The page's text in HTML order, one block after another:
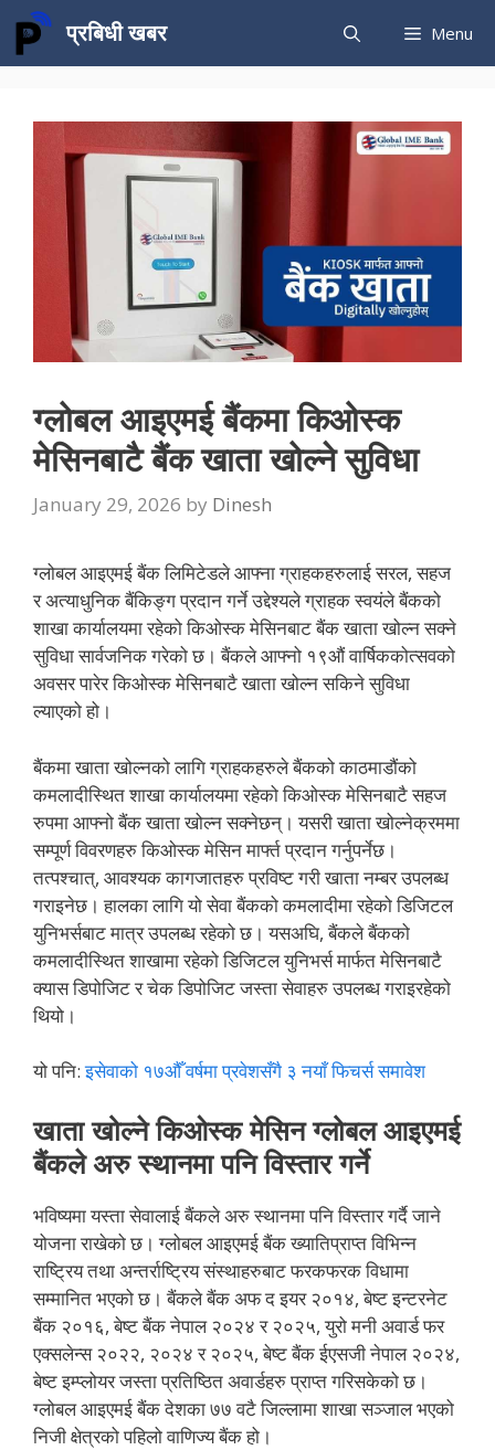
Skip
content
प्रबिधी खबर Menu
ग्लोबल आइएमई बैंकमा किओस्क
मेसिनबाटै बैंक खाता खोल्ने सुविधा
January 29, 2026 by Dinesh
ग्लोबल आइएमई बैंक लिमिटेडले आफ्ना ग्राहकहरुलाई सरल, सहज
र अत्याधुनिक बैंकिङ्ग प्रदान गर्ने उद्देश्यले ग्राहक स्वयंले बैंकको
शाखा कार्यालयमा रहेको किओस्क मेसिनबाट बैंक खाता खोल्न सक्ने
सुविधा सार्वजनिक गरेको छ। बैंकले आफ्नो १९औं वार्षिककोत्सवको
अवसर पारेर किओस्क मेसिनबाटै खाता खोल्न सकिने सुविधा
ल्याएको हो।
बैंकमा खाता खोल्नको लागि ग्राहकहरुले बैंकको काठमाडौंको
कमलादीस्थित शाखा कार्यालयमा रहेको किओस्क मेसिनबाटै सहज
रुपमा आफ्नो बैंक खाता खोल्न सक्नेछन्। यसरी खाता खोल्नेक्रममा
सम्पूर्ण विवरणहरु किओस्क मेसिन मार्फ्त प्रदान गर्नुपर्नेछ।
तत्पश्चात्, आवश्यक कागजातहरु प्रविष्ट गरी खाता नम्बर उपलब्ध
गराइनेछ। हालका लागि यो सेवा बैंकको कमलादीमा रहेको डिजिटल
युनिभर्सबाट मात्र उपलब्ध रहेको छ। यसअघि, बैंकले बैंकको
कमलादीस्थित शाखामा रहेको डिजिटल युनिभर्स मार्फत मेसिनबाटै
क्यास डिपोजिट र चेक डिपोजिट जस्ता सेवाहरु उपलब्ध गराइरहेको
थियो।
यो पनि:इसेवाको १७औँ वर्षमा प्रवेशसँगै ३ नयाँ फिचर्स समावेश
खाता खोल्ने किओस्क मेसिन ग्लोबल आइएमई
बैंकले अरु स्थानमा पनि विस्तार गर्ने
भविष्यमा यस्ता सेवालाई बैंकले अरु स्थानमा पनि विस्तार गर्दै जाने
योजना राखेको छ। ग्लोबल आइएमई बैंक ख्यातिप्राप्त विभिन्न
राष्ट्रिय तथा अन्तर्राष्ट्रिय संस्थाहरुबाट फरकफरक विधामा
सम्मानित भएको छ। बैंकले बैंक अफ द इयर २०१४, बेष्ट इन्टरनेट
बैंक २०१६, बेष्ट बैंक नेपाल २०२४ र २०२५, युरो मनी अवार्ड फर
एक्सलेन्स २०२२, २०२४ र २०२५, बेष्ट बैंक ईएसजी नेपाल २०२४,
बेष्ट इम्प्लोयर जस्ता प्रतिष्ठित अवार्डहरु प्राप्त गरिसकेको छ।
ग्लोबल आइएमई बैंक देशका ७७ वटै जिल्लामा शाखा सञ्जाल भएको
निजी क्षेत्रको पहिलो वाणिज्य बैंक हो।